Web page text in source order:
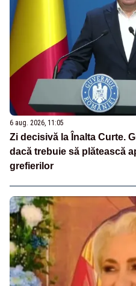
6 aug. 2026, 11:05
Zi decisivă la Înalta Curte.
dacă trebuie să plătească
grefierilor